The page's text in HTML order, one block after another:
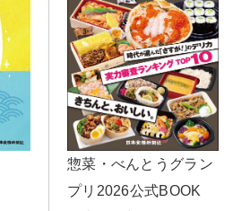
惣菜・べんとうグラン
プリ2026公式BOOK